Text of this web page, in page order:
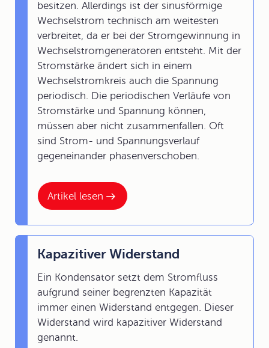
Artikel lesen
besitzen. Allerdings ist der sinusförmige
Wechselstrom technisch am weitesten
verbreitet, da er bei der Stromgewinnung in
Wechselstromgeneratoren entsteht. Mit der
Stromstärke ändert sich in einem
Wechselstromkreis auch die Spannung
periodisch. Die periodischen Verläufe von
Stromstärke und Spannung können,
müssen aber nicht zusammenfallen. Oft
sind Strom- und Spannungsverlauf
gegeneinander phasenverschoben.
Kapazitiver Widerstand
Ein Kondensator setzt dem Stromfluss
aufgrund seiner begrenzten Kapazität
immer einen Widerstand entgegen. Dieser
Widerstand wird kapazitiver Widerstand
genannt.